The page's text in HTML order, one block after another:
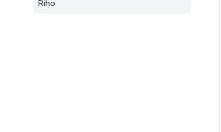
Riho